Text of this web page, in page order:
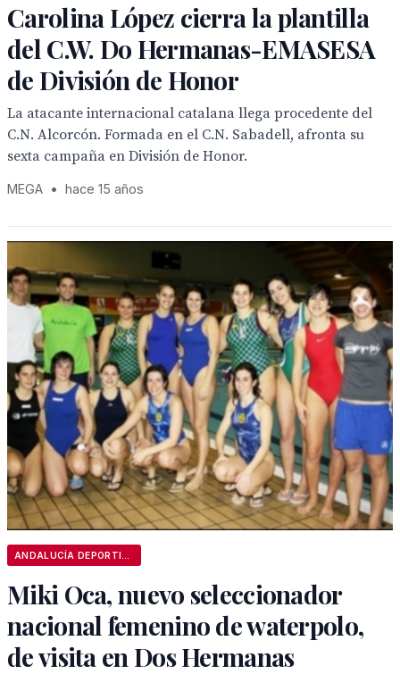
Carolina López cierra la plantilla
del C.W. Do Hermanas-EMASESA
de División de Honor
La atacante internacional catalana llega procedente del
C.N. Alcorcón. Formada en el C.N. Sabadell, afronta su
sexta campaña en División de Honor.
MEGA • hace 15 años
Miki Oca, nuevo seleccionador
nacional femenino de waterpolo,
de visita en Dos Hermanas